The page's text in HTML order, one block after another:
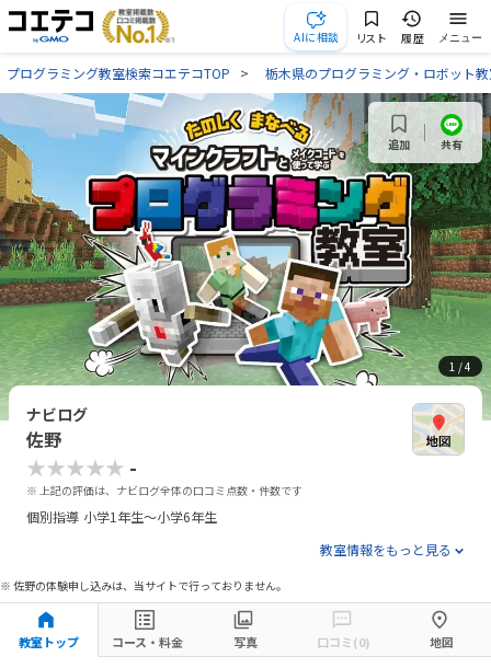
AIに相談 リスト 履歴 メニュー
プログラミング教室検索コエテコTOP 栃木県のプログラミング・ロボット
1 / 4
追加 共有
ナビログ
佐野
★★★★★ -
※ 上記の評価は、ナビログ全体の口コミ点数・件数です
個別指導 小学1年生～小学6年生
教室情報をもっと見る
※ 佐野の体験申し込みは、当サイトで行っておりません。
教室トップ コース・料金 写真 口コミ(0) 地図